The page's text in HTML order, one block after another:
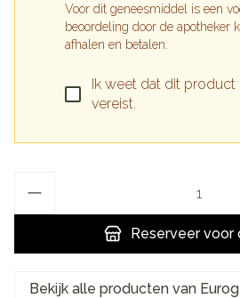
Voor dit geneesmiddel is een
beoordeling door de apotheker
afhalen en betalen.
Ik weet dat dit
vereist.
Reserveervoor
Bekijk alle producten van